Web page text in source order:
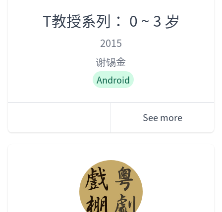
T教授系列： 0 ~ 3 岁
2015
谢锡金
Android
See more